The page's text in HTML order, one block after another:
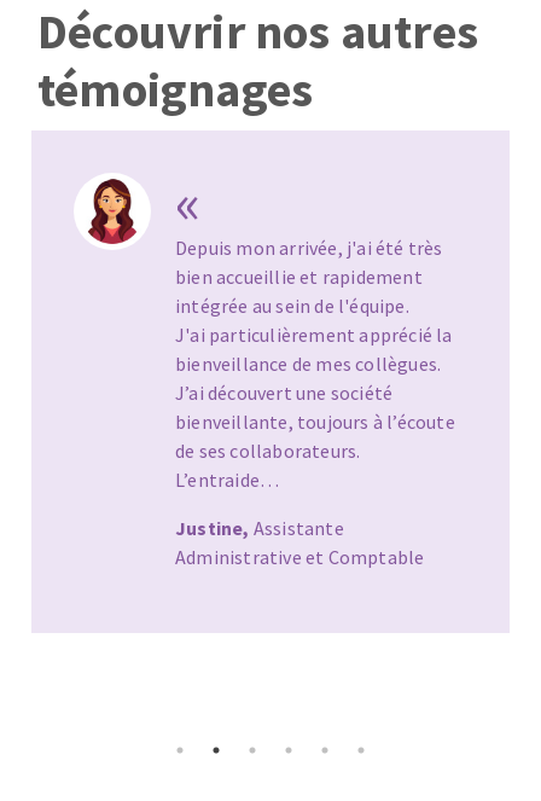
Découvrir nos autres
témoignages
SIDAMO est une entreprise
dynamique à taille humaine, en
constante évolution.
Le parcours d’intégration permet
de prendre rapidement en main un
poste et de s’intégrer facilement
aux équipes.
L’accueil est vraiment appréciable.
La direction cherche à accroître
Estelle,Gestionnaire de base de